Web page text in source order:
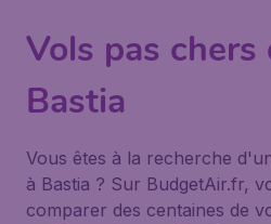
Vols pas chers
Bastia
Vous êtes à la recherche
à Bastia ? Sur BudgetAir.fr,
comparer des centaines de